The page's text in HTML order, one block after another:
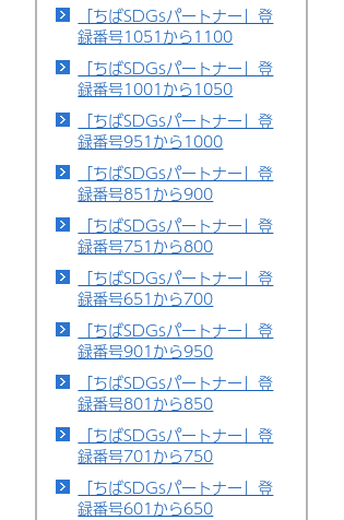
「ちばSDGsパートナー」登
録番号1051から1100
「ちばSDGsパートナー」登
録番号1001から1050
「ちばSDGsパートナー」登
録番号951から1000
「ちばSDGsパートナー」登
録番号851から900
「ちばSDGsパートナー」登
録番号751から800
「ちばSDGsパートナー」登
録番号651から700
「ちばSDGsパートナー」登
録番号901から950
「ちばSDGsパートナー」登
録番号801から850
「ちばSDGsパートナー」登
録番号701から750
「ちばSDGsパートナー」登
録番号601から650